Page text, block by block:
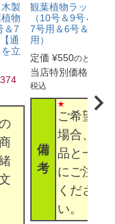
製
物
＆7
通
立
374
観葉植物ラッピン
（10号＆9号＆8号
7号用＆6号＆5号
用）
定価 ¥550のところ
当店特別価格
税込
備
考
ご希望の
場合、商
品と一緒
にご注文
くださ
い。